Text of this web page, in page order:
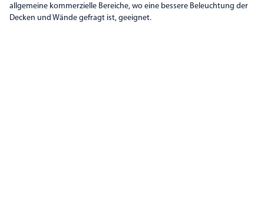
allgemeine kommerzielle Bereiche, wo eine bessere Beleuchtung der
Decken und Wände gefragt ist, geeignet.